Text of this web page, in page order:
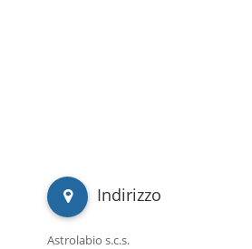
Indirizzo
Astrolabio s.c.s.